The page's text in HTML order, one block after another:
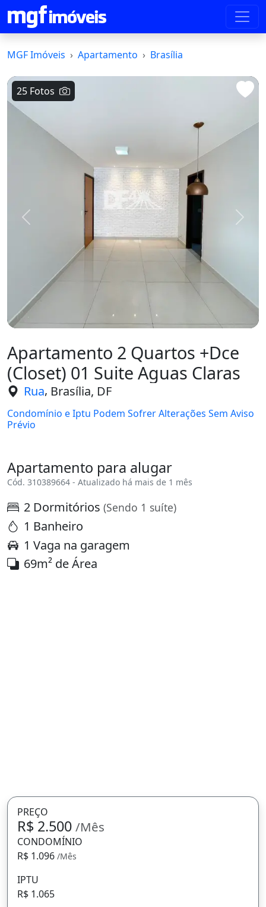
MGF Imóveis Apartamento Brasília
25 Fotos
Voltar
Apartamento 2 Quartos +Dce
(Closet) 01 Suite Aguas Claras
Rua, Brasília, DF
Condomínio e Iptu Podem Sofrer Alterações Sem Aviso
Prévio
Apartamento para alugar
Cód. 310389664 - Atualizado há mais de 1 mês
2 Dormitórios (Sendo 1 suíte)
1 Banheiro
1 Vaga na garagem
69m² de Área
PREÇO
R$ 2.500 /Mês
CONDOMÍNIO
R$ 1.096 /Mês
IPTU
R$ 1.065